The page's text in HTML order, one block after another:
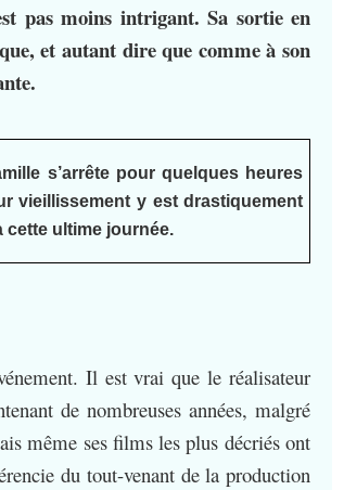
pas moins intrigant. Sa sortie en
et autant dire que comme à son
s’arrête pour quelques heures
vieillissement y est drastiquement
cette ultime journée.
Il est vrai que le réalisateur
de nombreuses années, malgré
même ses films les plus décriés ont
du tout-venant de la production